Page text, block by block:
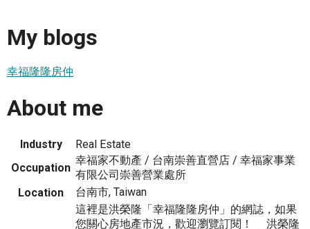
My blogs
幸福隆隆房仲
About me
Industry
Real Estate
Occupation
幸福家不動產 / 台南崇善直營店 / 幸福家事業
有限公司崇善營業處所
Location
台南市, Taiwan
這裡是洪榮隆「幸福隆隆房仲」的網誌，如果
您關心房地產市況，歡迎瀏覽訂閱！ 洪榮隆